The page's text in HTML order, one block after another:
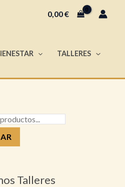
0,00€
TALLERES
Talleres